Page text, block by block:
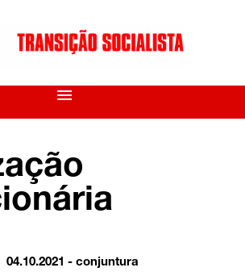
menu
04.10.2021 -conjuntura